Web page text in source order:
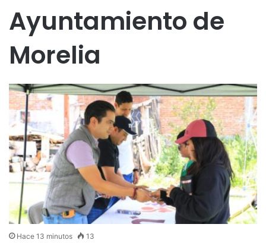
Ayuntamiento de
Morelia
Hace 13 minutos 13